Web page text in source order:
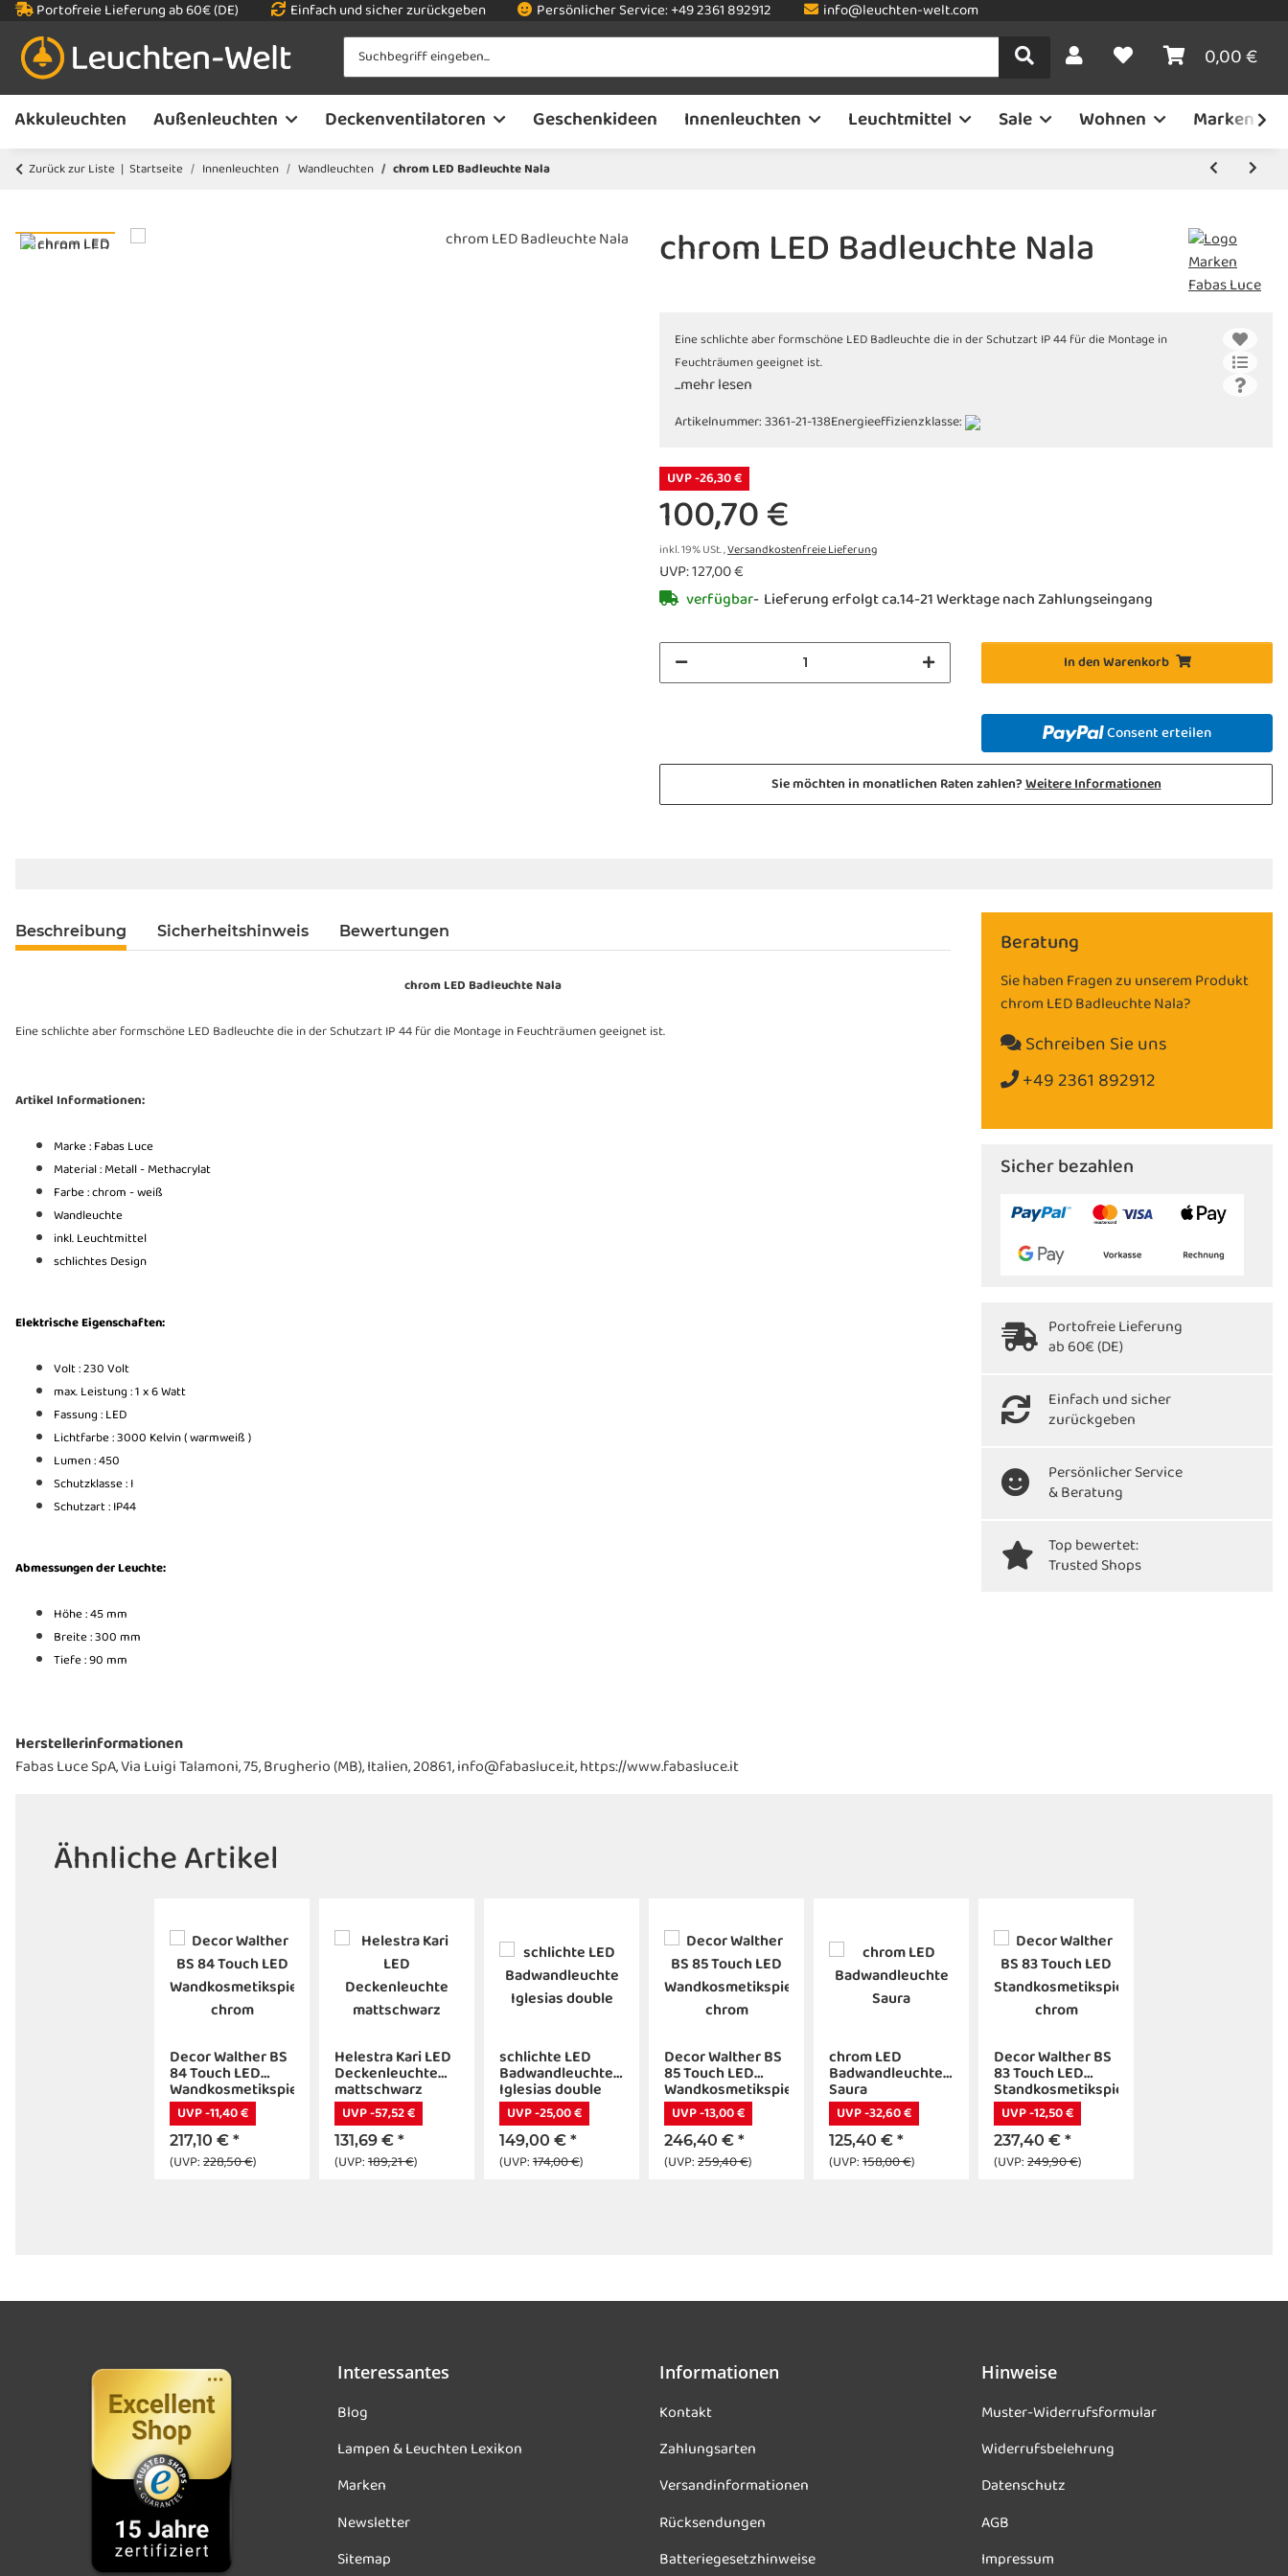
Portofreie Lieferung ab 60€ (DE) Einfach und sicher zurückgeben Persönlicher Service:+49 2361 892912 info@leuchten-welt.com
0,00 €
Akkuleuchten Außenleuchten Deckenventilatoren Geschenkideen Innenleuchten Leuchtmittel Sale Wohnen Marken
Zurück zur Liste Startseite Innenleuchten Wandleuchten chrom LED Badleuchte Nala
chrom LED Badleuchte Nala
Eine schlichte aber formschöne LED Badleuchte die in der Schutzart IP 44 für die Montage in
Feuchträumen geeignet ist.
...mehr lesen
Artikelnummer:3361-21-138Energieeffizienzklasse:
UVP -26,30 €
100,70 €
inkl. 19% USt. ,Versandkostenfreie Lieferung
UVP:127,00 €
verfügbar Lieferung erfolgt ca.14-21 Werktage nach Zahlungseingang
In den Warenkorb
Consent erteilen
Sie möchten in monatlichen Raten zahlen?Weitere Informationen
Beschreibung Sicherheitshinweis Bewertungen
chrom LED Badleuchte Nala
Eine schlichte aber formschöne LED Badleuchte die in der Schutzart IP 44 für die Montage in Feuchträumen geeignet ist.
Artikel Informationen:
Marke : Fabas Luce
Material : Metall - Methacrylat
Farbe : chrom - weiß
Wandleuchte
inkl. Leuchtmittel
schlichtes Design
Elektrische Eigenschaften:
Volt : 230 Volt
max. Leistung : 1 x 6 Watt
Fassung : LED
Lichtfarbe : 3000 Kelvin ( warmweiß )
Lumen : 450
Schutzklasse : I
Schutzart : IP44
Abmessungen der Leuchte:
Höhe : 45 mm
Breite : 300 mm
Tiefe : 90 mm
Herstellerinformationen
Fabas Luce SpA, Via Luigi Talamoni, 75, Brugherio (MB), Italien, 20861, info@fabasluce.it, https://www.fabasluce.it
Beratung
Sie haben Fragen zu unserem Produkt
chrom LED Badleuchte Nala?
Schreiben Sie uns
+49 2361 892912
Sicher bezahlen
Portofreie Lieferung
ab 60€ (DE)
Einfach und sicher
zurückgeben
Persönlicher Service
& Beratung
Top bewertet:
Trusted Shops
Ähnliche Artikel
Decor Walther BS
84 Touch LED
Wandkosmetikspiegel
chrom
UVP -11,40 €
217,10 € *
(UVP:228,50 €)
Helestra Kari LED
Deckenleuchte
mattschwarz
UVP -57,52 €
131,69 € *
(UVP:189,21 €)
schlichte LED
Badwandleuchte
Iglesias double
UVP -25,00 €
149,00 € *
(UVP:174,00 €)
Decor Walther BS
85 Touch LED
Wandkosmetikspiegel
chrom
UVP -13,00 €
246,40 € *
(UVP:259,40 €)
chrom LED
Badwandleuchte
Saura
UVP -32,60 €
125,40 € *
(UVP:158,00 €)
Decor Walther BS
83 Touch LED
Standkosmetikspiegel
chrom
UVP -12,50 €
237,40 € *
(UVP:249,90 €)
Interessantes
Blog
Lampen & Leuchten Lexikon
Marken
Newsletter
Sitemap
Informationen
Kontakt
Zahlungsarten
Versandinformationen
Rücksendungen
Batteriegesetzhinweise
Hinweise
Muster-Widerrufsformular
Widerrufsbelehrung
Datenschutz
AGB
Impressum